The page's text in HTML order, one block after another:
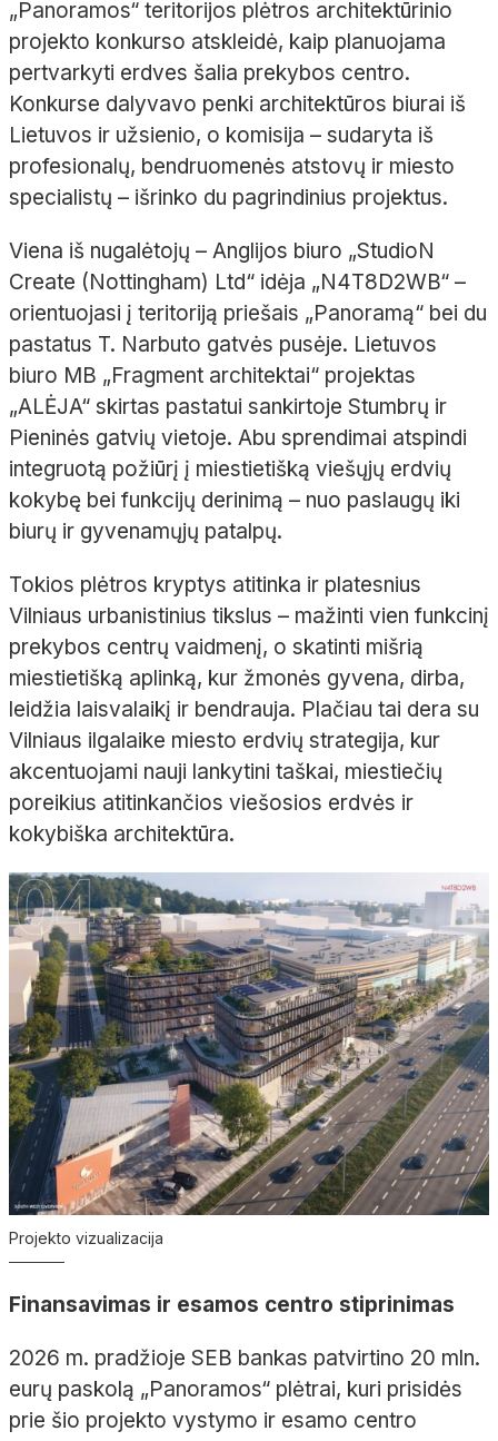
„Panoramos“ teritorijos plėtros architektūrinio
projekto konkurso atskleidė, kaip planuojama
pertvarkyti erdves šalia prekybos centro.
Konkurse dalyvavo penki architektūros biurai iš
Lietuvos ir užsienio, o komisija – sudaryta iš
profesionalų, bendruomenės atstovų ir miesto
specialistų – išrinko du pagrindinius projektus.
Viena iš nugalėtojų – Anglijos biuro „StudioN
Create (Nottingham) Ltd“ idėja „N4T8D2WB“ –
orientuojasi į teritoriją priešais „Panoramą“ bei du
pastatus T. Narbuto gatvės pusėje. Lietuvos
biuro MB „Fragment architektai“ projektas
„ALĖJA“ skirtas pastatui sankirtoje Stumbrų ir
Pieninės gatvių vietoje. Abu sprendimai atspindi
integruotą požiūrį į miestietišką viešųjų erdvių
kokybę bei funkcijų derinimą – nuo paslaugų iki
biurų ir gyvenamųjų patalpų.
Tokios plėtros kryptys atitinka ir platesnius
Vilniaus urbanistinius tikslus – mažinti vien funkcinį
prekybos centrų vaidmenį, o skatinti mišrią
miestietišką aplinką, kur žmonės gyvena, dirba,
leidžia laisvalaikį ir bendrauja. Plačiau tai dera su
Vilniaus ilgalaike miesto erdvių strategija, kur
akcentuojami nauji lankytini taškai, miestiečių
poreikius atitinkančios viešosios erdvės ir
kokybiška architektūra.
Projekto vizualizacija
Finansavimas ir esamos centro stiprinimas
2026 m. pradžioje SEB bankas patvirtino 20 mln.
eurų paskolą „Panoramos“ plėtrai, kuri prisidės
prie šio projekto vystymo ir esamo centro